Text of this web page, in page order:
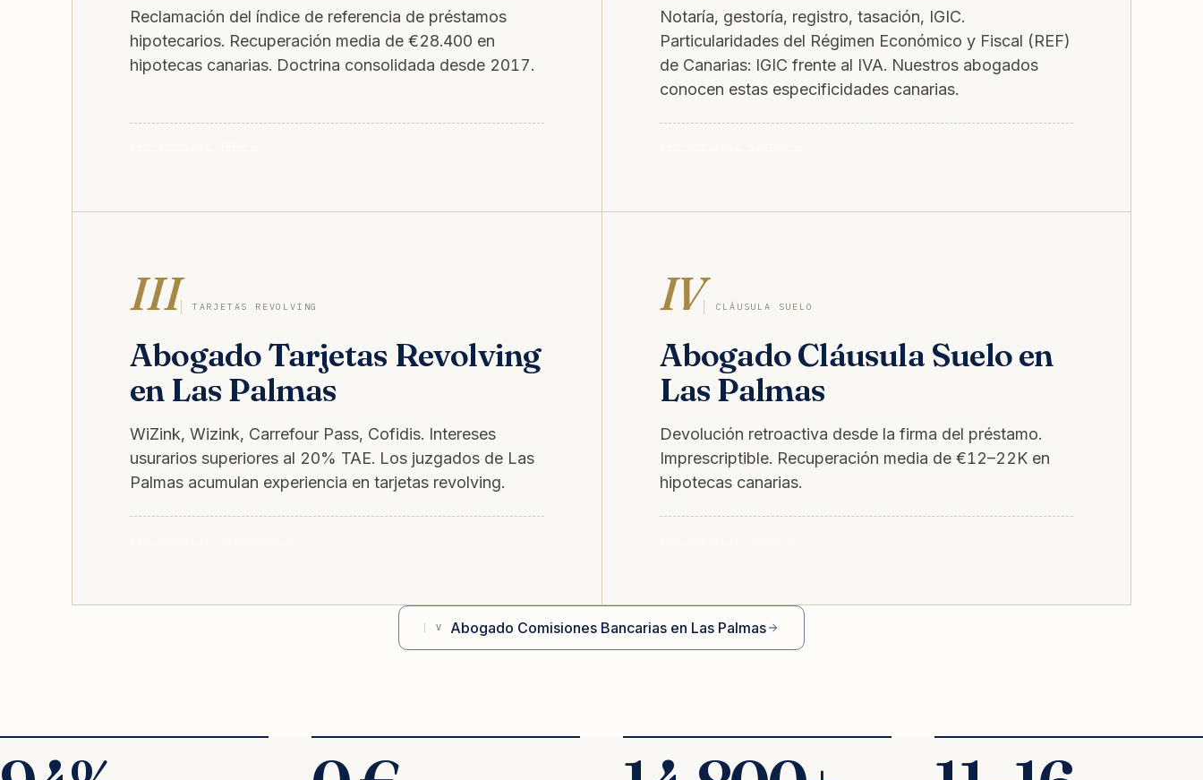
Reclamación del índice de referencia de préstamos
hipotecarios. Recuperación media de €28.400 en
hipotecas canarias. Doctrina consolidada desde 2017.
Notaría, gestoría, registro, tasación, IGIC.
Particularidades del Régimen Económico y Fiscal (REF)
de Canarias: IGIC frente al IVA. Nuestros abogados
conocen estas especificidades canarias.
III TARJETAS REVOLVING
Abogado Tarjetas Revolving
en Las Palmas
WiZink, Wizink, Carrefour Pass, Cofidis. Intereses
usurarios superiores al 20% TAE. Los juzgados de Las
Palmas acumulan experiencia en tarjetas revolving.
IV CLÁUSULA SUELO
Abogado Cláusula Suelo en
Las Palmas
Devolución retroactiva desde la firma del préstamo.
Imprescriptible. Recuperación media de €12–22K en
hipotecas canarias.
V Abogado Comisiones Bancarias en Las Palmas